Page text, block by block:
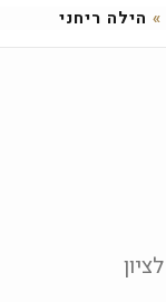
» הילה ריחני